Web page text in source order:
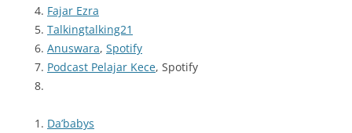
Fajar Ezra
Talkingtalking21
Anuswara, Spotify
Podcast Pelajar Kece, Spotify
Da’babys